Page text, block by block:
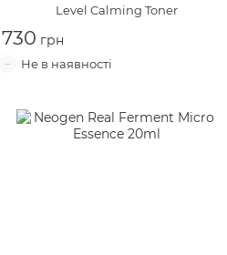
Level Calming Toner
730